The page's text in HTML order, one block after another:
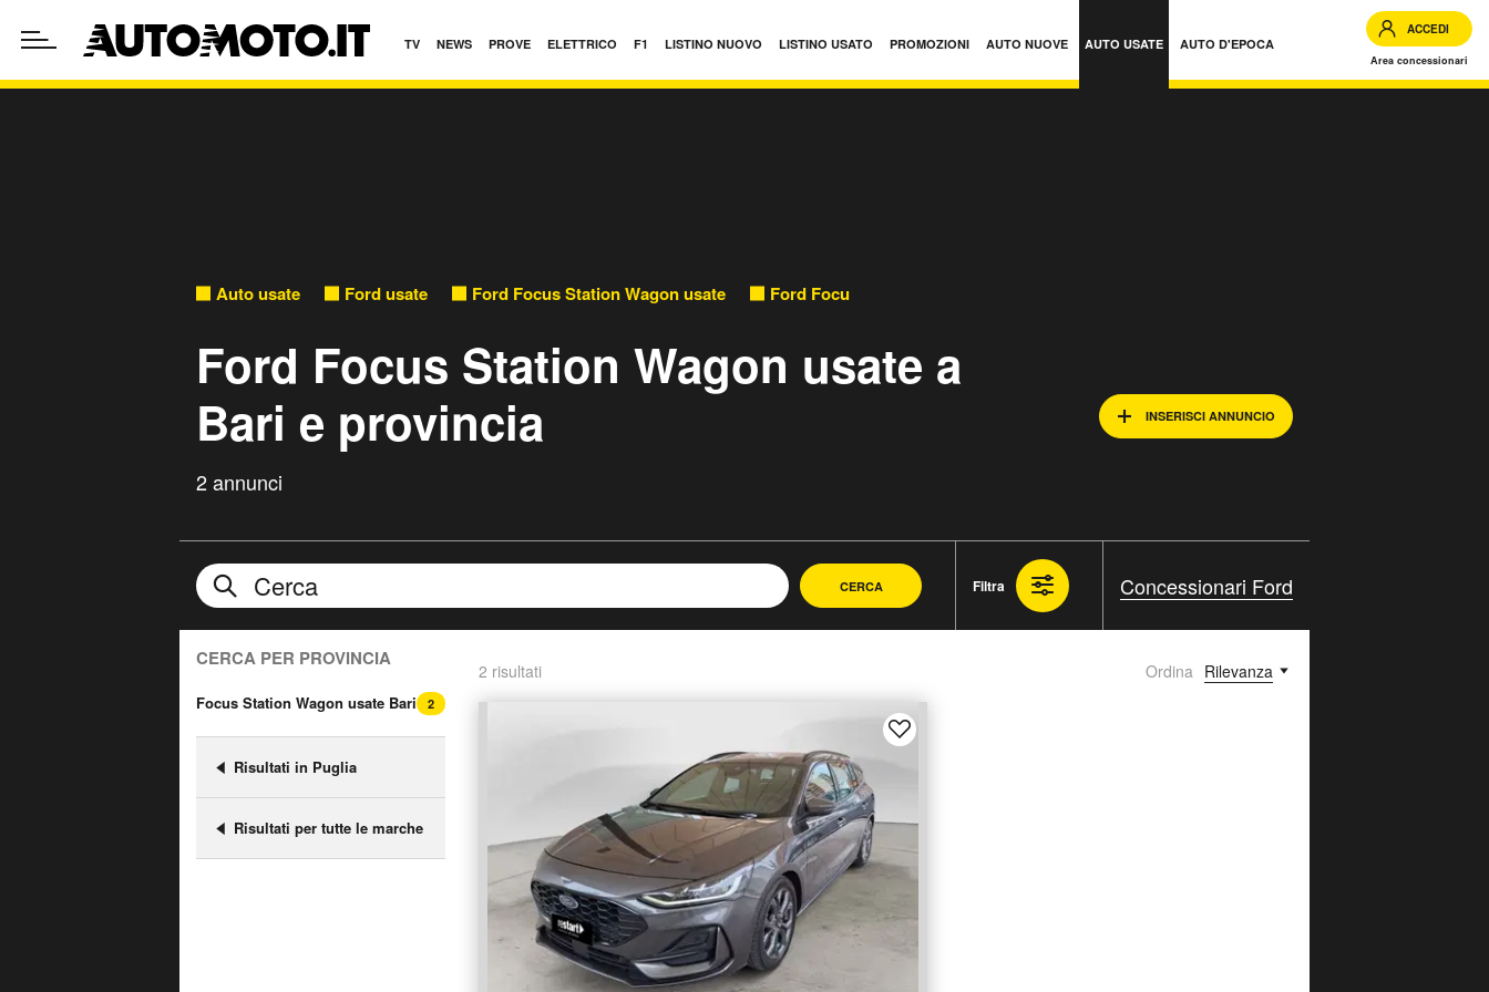
TV NEWS PROVE ELETTRICO F1 LISTINO NUOVO LISTINO USATO PROMOZIONI AUTO NUOVE AUTO USATE AUTO D'EPOCA
ACCEDI
Area concessionari
Auto usate Ford usate Ford Focus Station Wagon usate Ford Focus Station Wagon usate in Puglia
Ford Focus Station Wagon usate a
Bari e provincia
2 annunci
INSERISCI ANNUNCIO
CERCA Filtra Concessionari Ford
CERCA PER PROVINCIA
Focus Station Wagon usate Bari 2
Risultati in Puglia
Risultati per tutte le marche
2 risultati Ordina Rilevanza